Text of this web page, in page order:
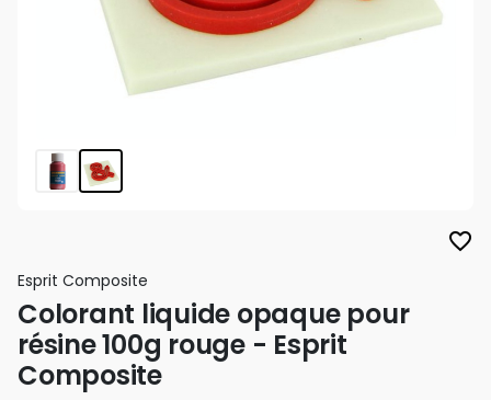
favorite_border
Esprit Composite
Colorant liquide opaque pour
résine 100g rouge - Esprit
Composite